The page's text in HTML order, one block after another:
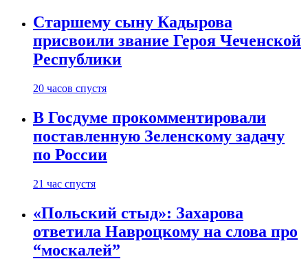
Старшему сыну Кадырова
присвоили звание Героя Чеченской
Республики
20 часов спустя
В Госдуме прокомментировали
поставленную Зеленскому задачу
по России
21 час спустя
«Польский стыд»: Захарова
ответила Навроцкому на слова про
“москалей”